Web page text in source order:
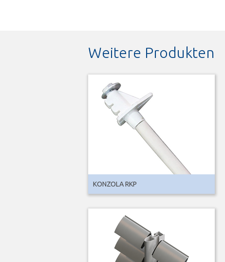
Weitere Produkten
KONZOLA RKP